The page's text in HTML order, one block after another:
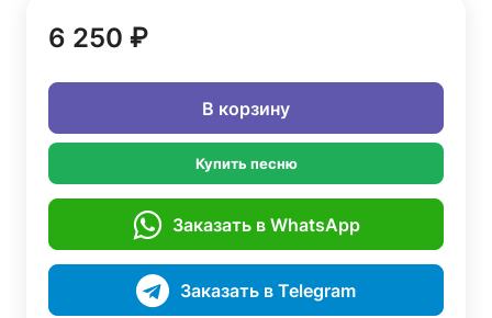
6 250 ₽
В корзину
Купить песню
Заказать в WhatsApp
Заказать в Telegram